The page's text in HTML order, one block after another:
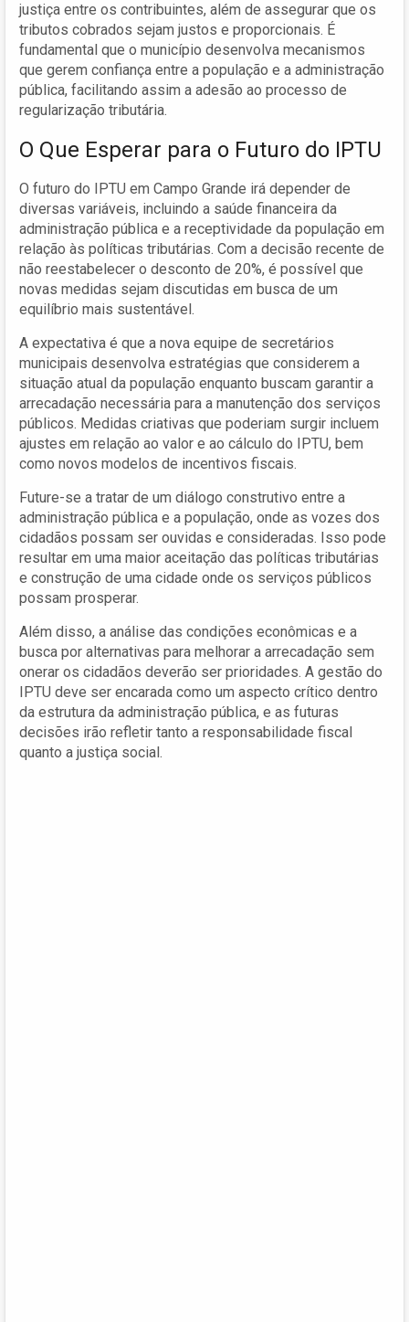
justiça entre os contribuintes, além de assegurar que os
tributos cobrados sejam justos e proporcionais. É
fundamental que o município desenvolva mecanismos
que gerem confiança entre a população e a administração
pública, facilitando assim a adesão ao processo de
regularização tributária.
O Que Esperar para o Futuro do IPTU
O futuro do IPTU em Campo Grande irá depender de
diversas variáveis, incluindo a saúde financeira da
administração pública e a receptividade da população em
relação às políticas tributárias. Com a decisão recente de
não reestabelecer o desconto de 20%, é possível que
novas medidas sejam discutidas em busca de um
equilíbrio mais sustentável.
A expectativa é que a nova equipe de secretários
municipais desenvolva estratégias que considerem a
situação atual da população enquanto buscam garantir a
arrecadação necessária para a manutenção dos serviços
públicos. Medidas criativas que poderiam surgir incluem
ajustes em relação ao valor e ao cálculo do IPTU, bem
como novos modelos de incentivos fiscais.
Future-se a tratar de um diálogo construtivo entre a
administração pública e a população, onde as vozes dos
cidadãos possam ser ouvidas e consideradas. Isso pode
resultar em uma maior aceitação das políticas tributárias
e construção de uma cidade onde os serviços públicos
possam prosperar.
Além disso, a análise das condições econômicas e a
busca por alternativas para melhorar a arrecadação sem
onerar os cidadãos deverão ser prioridades. A gestão do
IPTU deve ser encarada como um aspecto crítico dentro
da estrutura da administração pública, e as futuras
decisões irão refletir tanto a responsabilidade fiscal
quanto a justiça social.